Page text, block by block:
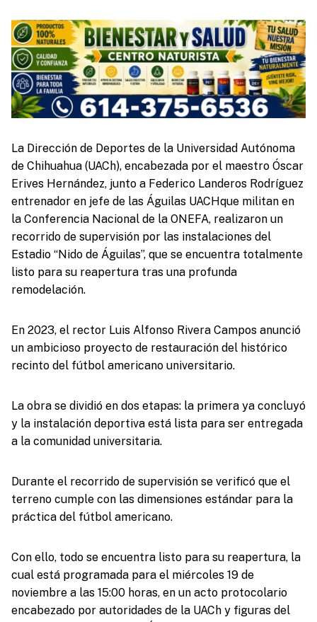
La Dirección de Deportes de la Universidad Autónoma
de Chihuahua (UACh), encabezada por el maestro Óscar
Erives Hernández, junto a Federico Landeros Rodríguez
entrenador en jefe de las Águilas UACHque militan en
la Conferencia Nacional de la ONEFA, realizaron un
recorrido de supervisión por las instalaciones del
Estadio “Nido de Águilas”, que se encuentra totalmente
listo para su reapertura tras una profunda
remodelación.
En 2023, el rector Luis Alfonso Rivera Campos anunció
un ambicioso proyecto de restauración del histórico
recinto del fútbol americano universitario.
La obra se dividió en dos etapas: la primera ya concluyó
y la instalación deportiva está lista para ser entregada
a la comunidad universitaria.
Durante el recorrido de supervisión se verificó que el
terreno cumple con las dimensiones estándar para la
práctica del fútbol americano.
Con ello, todo se encuentra listo para su reapertura, la
cual está programada para el miércoles 19 de
noviembre a las 15:00 horas, en un acto protocolario
encabezado por autoridades de la UACh y figuras del